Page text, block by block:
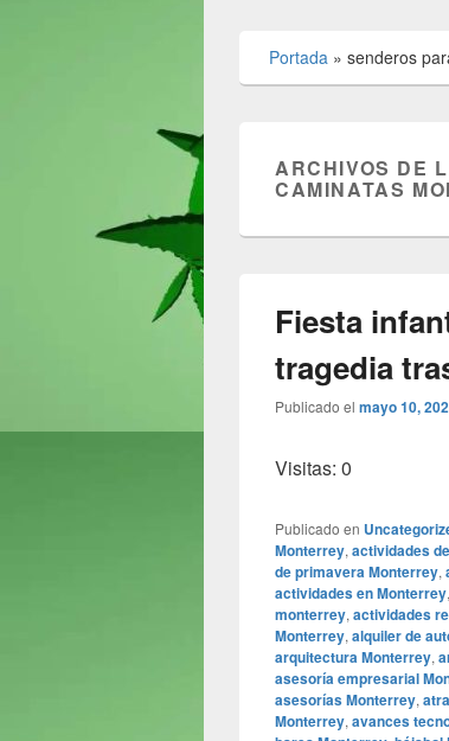
Portada » senderos
ARCHIVOS DE
CAMINATAS
Fiesta
tragedia
Publicado el mayo 10,
Visitas: 0
Publicado en
Monterrey, actividades
de primavera Monterrey,
actividades en Monterrey,
monterrey, actividades
Monterrey, alquiler de
arquitectura Monterrey,
asesoría empresarial
asesorías Monterrey,
Monterrey, avances